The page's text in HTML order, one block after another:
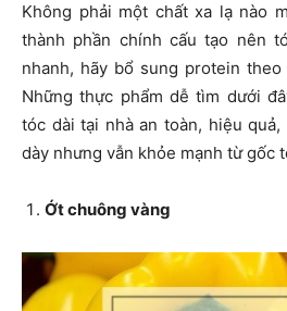
Không phải một chất xa lạ nào
thành phần chính cấu tạo nên
nhanh, hãy bổ sung protein
Những thực phẩm dễ tìm dưới
tóc dài tại nhà an toàn, hiệu
dày nhưng vẫn khỏe mạnh từ gốc
Ớt chuông vàng